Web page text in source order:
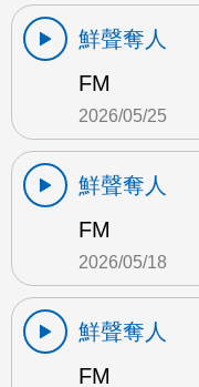
鮮聲奪人
FM
2026/05/25
鮮聲奪人
FM
2026/05/18
鮮聲奪人
FM